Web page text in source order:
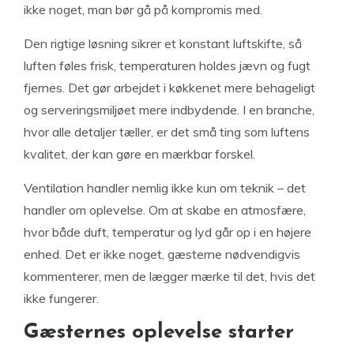
ikke noget, man bør gå på kompromis med.
Den rigtige løsning sikrer et konstant luftskifte, så
luften føles frisk, temperaturen holdes jævn og fugt
fjernes. Det gør arbejdet i køkkenet mere behageligt
og serveringsmiljøet mere indbydende. I en branche,
hvor alle detaljer tæller, er det små ting som luftens
kvalitet, der kan gøre en mærkbar forskel.
Ventilation handler nemlig ikke kun om teknik – det
handler om oplevelse. Om at skabe en atmosfære,
hvor både duft, temperatur og lyd går op i en højere
enhed. Det er ikke noget, gæsterne nødvendigvis
kommenterer, men de lægger mærke til det, hvis det
ikke fungerer.
Gæsternes oplevelse starter